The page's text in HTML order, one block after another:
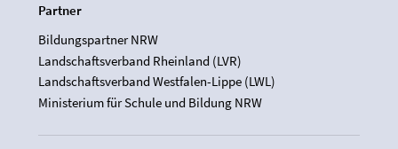
Partner
Bildungspartner NRW
Landschaftsverband Rheinland (LVR)
Landschaftsverband Westfalen-Lippe (LWL)
Ministerium für Schule und Bildung NRW